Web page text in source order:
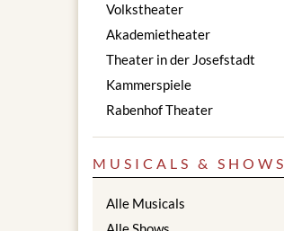
Volkstheater
Akademietheater
Theater in der Josefstadt
Kammerspiele
Rabenhof Theater
MUSICALS & SHOWS
Alle Musicals